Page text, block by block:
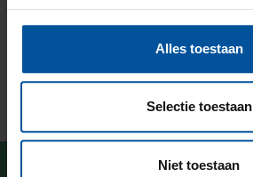
Alles toestaan
Selectie toestaan
Niet toestaan